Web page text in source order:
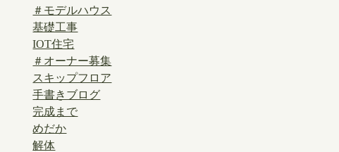
＃モデルハウス
基礎工事
IOT住宅
＃オーナー募集
スキップフロア
手書きブログ
完成まで
めだか
解体